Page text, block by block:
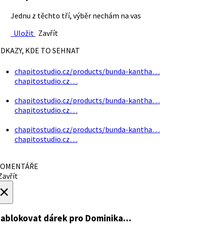
Jednu z těchto tří, výběr nechám na vas
Uložit Zavřít
KDE TO SEHNAT
chapitostudio.cz/products/bunda-kantha…
chapitostudio.cz…
chapitostudio.cz/products/bunda-kantha…
chapitostudio.cz…
chapitostudio.cz/products/bunda-kantha…
chapitostudio.cz…
dárek pro Dominika…